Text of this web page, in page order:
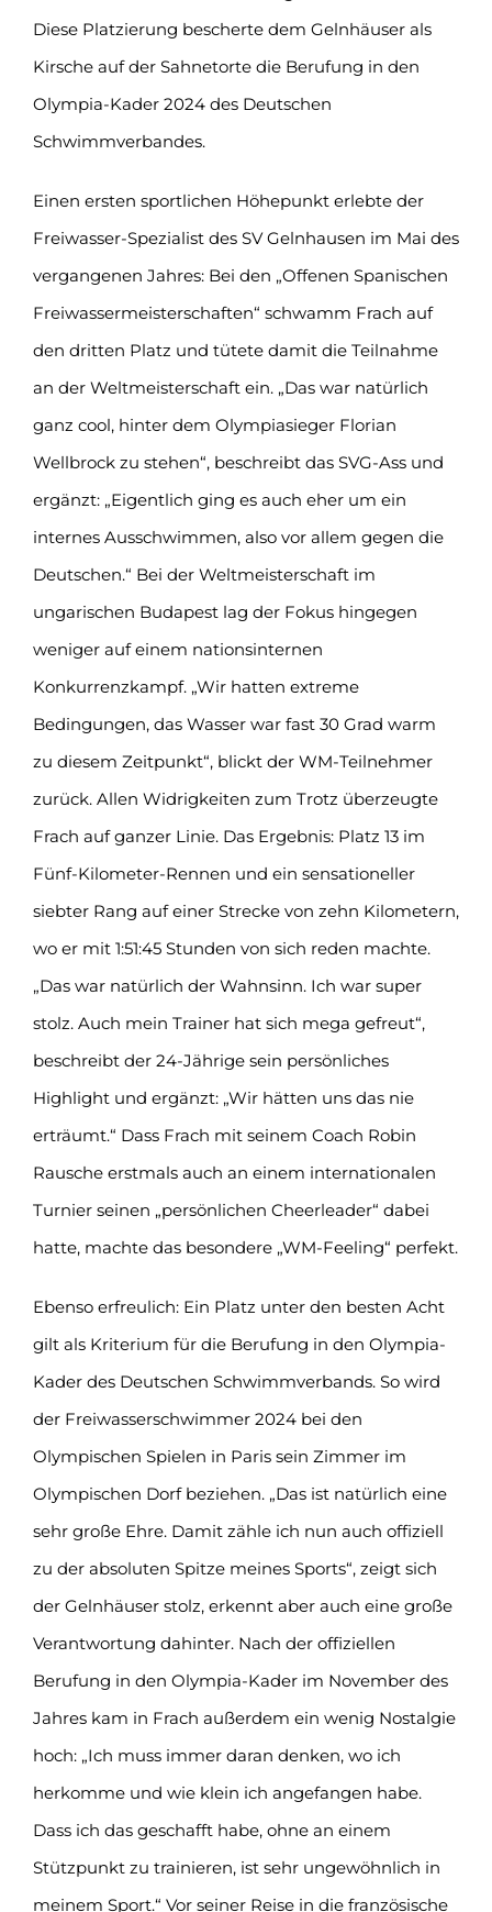
Diese Platzierung bescherte dem Gelnhäuser als
Kirsche auf der Sahnetorte die Berufung in den
Olympia-Kader 2024 des Deutschen
Schwimmverbandes.
Einen ersten sportlichen Höhepunkt erlebte der
Freiwasser-Spezialist des SV Gelnhausen im Mai des
vergangenen Jahres: Bei den „Offenen Spanischen
Freiwassermeisterschaften“ schwamm Frach auf
den dritten Platz und tütete damit die Teilnahme
an der Weltmeisterschaft ein. „Das war natürlich
ganz cool, hinter dem Olympiasieger Florian
Wellbrock zu stehen“, beschreibt das SVG-Ass und
ergänzt: „Eigentlich ging es auch eher um ein
internes Ausschwimmen, also vor allem gegen die
Deutschen.“ Bei der Weltmeisterschaft im
ungarischen Budapest lag der Fokus hingegen
weniger auf einem nationsinternen
Konkurrenzkampf. „Wir hatten extreme
Bedingungen, das Wasser war fast 30 Grad warm
zu diesem Zeitpunkt“, blickt der WM-Teilnehmer
zurück. Allen Widrigkeiten zum Trotz überzeugte
Frach auf ganzer Linie. Das Ergebnis: Platz 13 im
Fünf-Kilometer-Rennen und ein sensationeller
siebter Rang auf einer Strecke von zehn Kilometern,
wo er mit 1:51:45 Stunden von sich reden machte.
„Das war natürlich der Wahnsinn. Ich war super
stolz. Auch mein Trainer hat sich mega gefreut“,
beschreibt der 24-Jährige sein persönliches
Highlight und ergänzt: „Wir hätten uns das nie
erträumt.“ Dass Frach mit seinem Coach Robin
Rausche erstmals auch an einem internationalen
Turnier seinen „persönlichen Cheerleader“ dabei
hatte, machte das besondere „WM-Feeling“ perfekt.
Ebenso erfreulich: Ein Platz unter den besten Acht
gilt als Kriterium für die Berufung in den Olympia-
Kader des Deutschen Schwimmverbands. So wird
der Freiwasserschwimmer 2024 bei den
Olympischen Spielen in Paris sein Zimmer im
Olympischen Dorf beziehen. „Das ist natürlich eine
sehr große Ehre. Damit zähle ich nun auch offiziell
zu der absoluten Spitze meines Sports“, zeigt sich
der Gelnhäuser stolz, erkennt aber auch eine große
Verantwortung dahinter. Nach der offiziellen
Berufung in den Olympia-Kader im November des
Jahres kam in Frach außerdem ein wenig Nostalgie
hoch: „Ich muss immer daran denken, wo ich
herkomme und wie klein ich angefangen habe.
Dass ich das geschafft habe, ohne an einem
Stützpunkt zu trainieren, ist sehr ungewöhnlich in
meinem Sport.“ Vor seiner Reise in die französische